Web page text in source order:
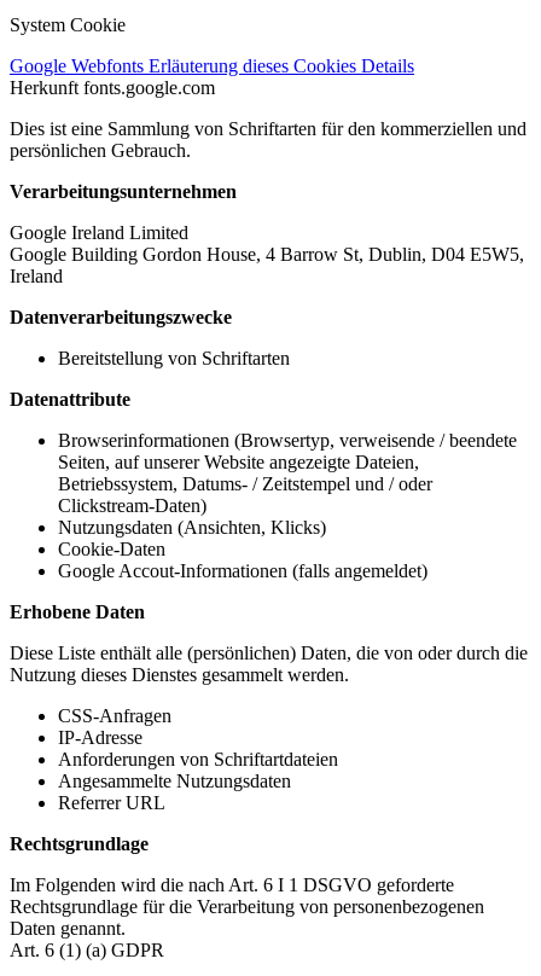
System Cookie
Google Webfonts Erläuterung dieses Cookies Details
Herkunft fonts.google.com
Dies ist eine Sammlung von Schriftarten für den kommerziellen und
persönlichen Gebrauch.
Verarbeitungsunternehmen
Google Ireland Limited
Google Building Gordon House, 4 Barrow St, Dublin, D04 E5W5,
Ireland
Datenverarbeitungszwecke
Bereitstellung von Schriftarten
Datenattribute
Browserinformationen (Browsertyp, verweisende / beendete
Seiten, auf unserer Website angezeigte Dateien,
Betriebssystem, Datums- / Zeitstempel und / oder
Clickstream-Daten)
Nutzungsdaten (Ansichten, Klicks)
Cookie-Daten
Google Accout-Informationen (falls angemeldet)
Erhobene Daten
Diese Liste enthält alle (persönlichen) Daten, die von oder durch die
Nutzung dieses Dienstes gesammelt werden.
CSS-Anfragen
IP-Adresse
Anforderungen von Schriftartdateien
Angesammelte Nutzungsdaten
Referrer URL
Rechtsgrundlage
Im Folgenden wird die nach Art. 6 I 1 DSGVO geforderte
Rechtsgrundlage für die Verarbeitung von personenbezogenen
Daten genannt.
Art. 6 (1) (a) GDPR